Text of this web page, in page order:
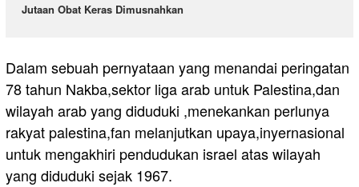
Jutaan Obat Keras Dimusnahkan
Dalam sebuah pernyataan yang menandai peringatan
78 tahun Nakba,sektor liga arab untuk Palestina,dan
wilayah arab yang diduduki ,menekankan perlunya
rakyat palestina,fan melanjutkan upaya,inyernasional
untuk mengakhiri pendudukan israel atas wilayah
yang diduduki sejak 1967.